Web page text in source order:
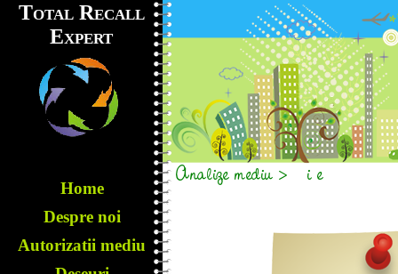
Total Recall
Expert
Home
Despre noi
Autorizatii mediu